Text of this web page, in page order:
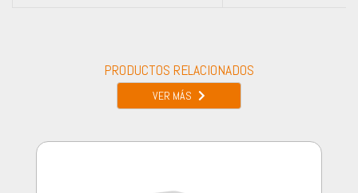
PRODUCTOS RELACIONADOS
VER MÁS